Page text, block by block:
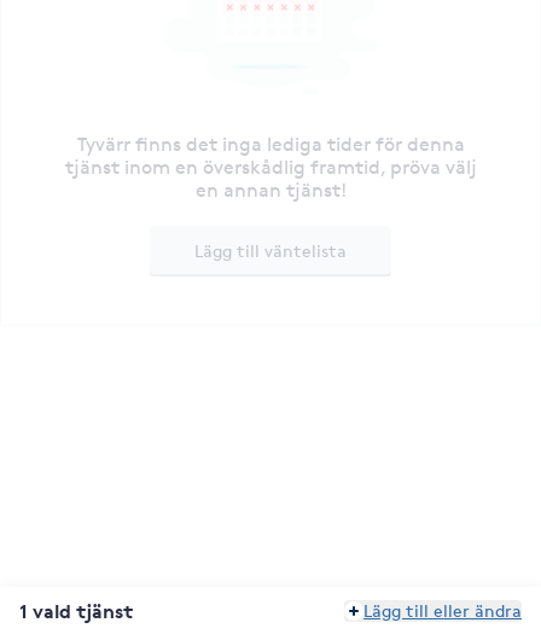
Tyvärr finns det inga lediga tider för denna
tjänst inom en överskådlig framtid, pröva välj
en annan tjänst!
Lägg till väntelista
1 vald tjänst Lägg till eller ändra